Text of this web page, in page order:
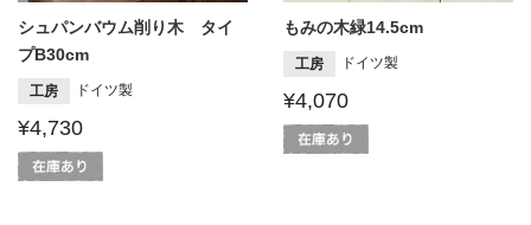
シュパンバウム削り木 タイ
プB30cm
工房 ドイツ製
¥4,730
もみの木緑14.5cm
工房 ドイツ製
¥4,070